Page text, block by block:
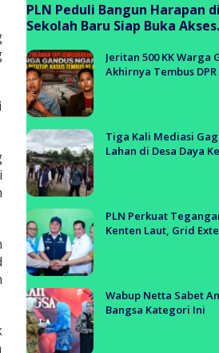
PLN Peduli Bangun Harapan
Sekolah Baru Siap Buka Akses
Banyuasin
Jeritan 500 KK Warga
Akhirnya Tembus DPR
Tiga Kali Mediasi
Lahan di Desa Daya
PLN Perkuat
Kenten Laut, Grid
Wabup Netta Sabet
Bangsa Kategori Ini